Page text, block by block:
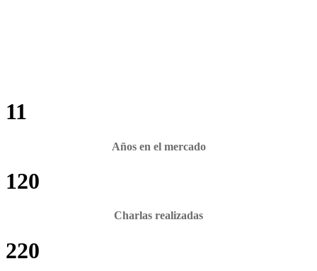
11
Años en el mercado
120
Charlas realizadas
220